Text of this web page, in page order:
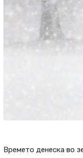
Времето денеска во